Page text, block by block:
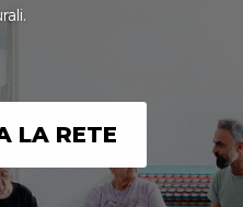
LA RETE